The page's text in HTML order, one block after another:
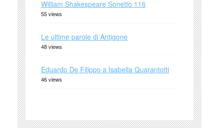
William Shakespeare Sonetto 116
55 views
Le ultime parole di Antigone
48 views
Eduardo De Filippo a Isabella Quarantotti
46 views